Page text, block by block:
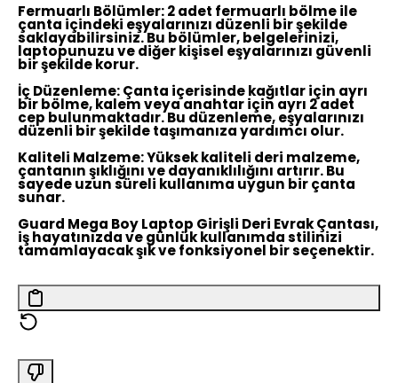
Fermuarlı Bölümler:2 adet fermuarlı bölme ile
çanta içindeki eşyalarınızı düzenli bir şekilde
saklayabilirsiniz. Bu bölümler, belgelerinizi,
laptopunuzu ve diğer kişisel eşyalarınızı güvenli
bir şekilde korur.
İç Düzenleme:Çanta içerisinde kağıtlar için ayrı
bir bölme, kalem veya anahtar için ayrı 2 adet
cep bulunmaktadır. Bu düzenleme, eşyalarınızı
düzenli bir şekilde taşımanıza yardımcı olur.
Kaliteli Malzeme:Yüksek kaliteli deri malzeme,
çantanın şıklığını ve dayanıklılığını artırır. Bu
sayede uzun süreli kullanıma uygun bir çanta
sunar.
Guard Mega Boy Laptop Girişli Deri Evrak Çantası,
iş hayatınızda ve günlük kullanımda stilinizi
tamamlayacak şık ve fonksiyonel bir seçenektir.